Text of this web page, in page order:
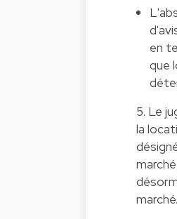
en
que
5. Le
la
marché.